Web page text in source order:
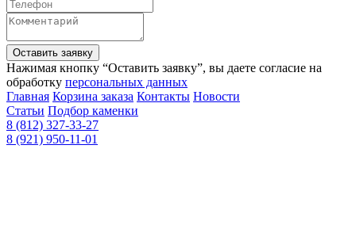
Оставить заявку
Нажимая кнопку “Оставить заявку”, вы даете согласие на
обработку персональных данных
Главная Корзина заказа Контакты Новости
Статьи Подбор каменки
8 (812) 327-33-27
8 (921) 950-11-01